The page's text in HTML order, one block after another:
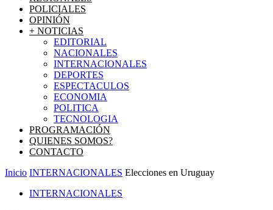
POLICIALES
OPINIÓN
+ NOTICIAS
EDITORIAL
NACIONALES
INTERNACIONALES
DEPORTES
ESPECTACULOS
ECONOMIA
POLITICA
TECNOLOGIA
PROGRAMACIÓN
QUIENES SOMOS?
CONTACTO
Inicio INTERNACIONALES Elecciones en Uruguay
INTERNACIONALES